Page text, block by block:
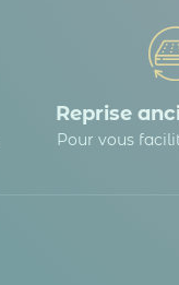
Reprise
Pour vous